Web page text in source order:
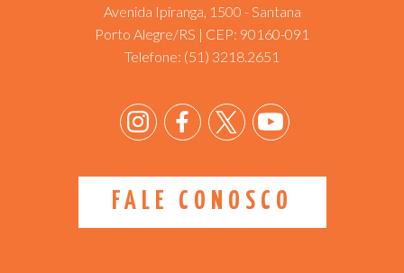
Avenida Ipiranga, 1500 - Santana
Porto Alegre/RS | CEP: 90160-091
Telefone: (51) 3218.2651
FALE CONOSCO